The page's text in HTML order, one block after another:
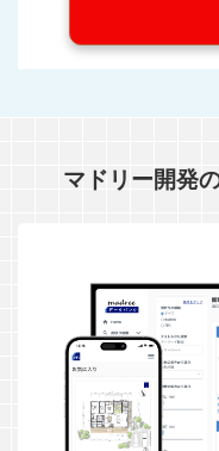
マドリー開発